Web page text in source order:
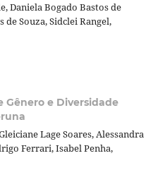
Daniela Bogado Bastos de
Souza, Sidclei Rangel,
Gênero e Diversidade
Lage Soares, Alessandra
Ferrari, Isabel Penha,